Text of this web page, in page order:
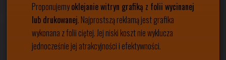
Proponujemyoklejanie witryn grafiką z folii wycinanej
lub drukowanej. Najprostszą reklamą jest grafika
wykonana z folii ciętej. Jej niski koszt nie wyklucza
jednocześnie jej atrakcyjności i efektywności.